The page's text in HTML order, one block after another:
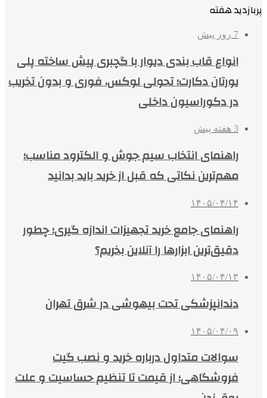
پربازدید هفته
7 روز پیش
انواع قاب بندی دیوار با گچبری پیش ساخته پلی
یورتان دکارت؛ تحولی لوکس، فوری و بدون تخریب
در دکوراسیون داخلی
3 هفته پیش
راهنمای انتخاب سیم جوش و الکترود مناسب؛
مهم‌ترین نکاتی که قبل از خرید باید بدانید
۱۴۰۵/۰۴/۱۴
راهنمای جامع خرید تجهیزات اندازه گیری؛ چطور
دقیق‌ترین ابزارها را آنلاین بخریم؟
۱۴۰۵/۰۴/۱۳
دندانپزشکی تحت بیهوشی در شرق تهران
۱۴۰۵/۰۴/۰۹
سوالات متداول درباره خرید و نصب گیت
فروشگاهی؛ از قیمت تا تنظیم حساسیت و علت